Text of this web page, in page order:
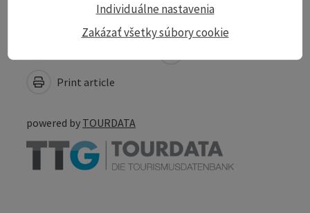
Print article
powered by TOURDATA
Zakázať všetky súbory cookie
Individuálne nastavenia